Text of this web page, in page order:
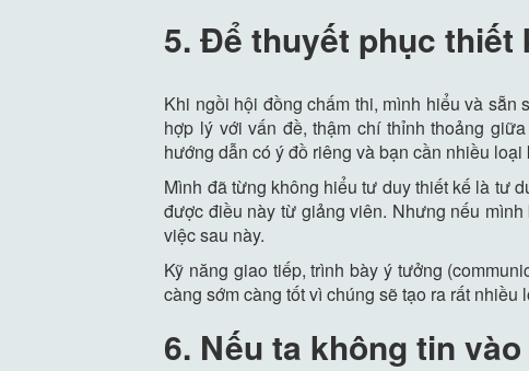
5. Để thuyết phục thiết
Khi ngồi hội đồng chấm thi, mình hiểu và
hợp lý với vấn đề, thậm chí thỉnh thoảng
hướng dẫn có ý đồ riêng và bạn cần nhiều
Mình đã từng không hiểu tư duy thiết kế là tư
được điều này từ giảng viên. Nhưng nếu
việc sau này.
Kỹ năng giao tiếp, trình bày ý tưởng
càng sớm càng tốt vì chúng sẽ tạo ra rất nhiều
6. Nếu ta không tin